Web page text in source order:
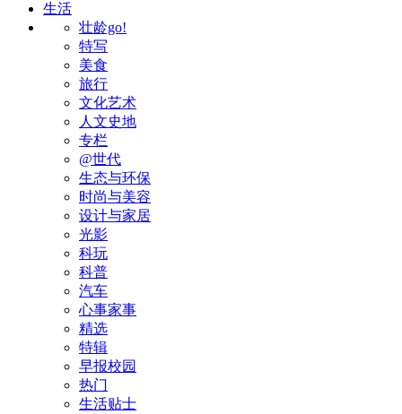
生活
壮龄go!
特写
美食
旅行
文化艺术
人文史地
专栏
@世代
生态与环保
时尚与美容
设计与家居
光影
科玩
科普
汽车
心事家事
精选
特辑
早报校园
热门
生活贴士